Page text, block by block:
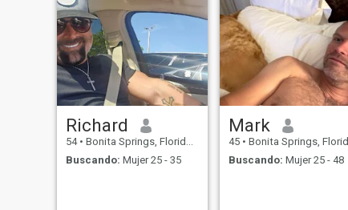
Richard
54 • Bonita Springs, Florida, Estados Unidos
Buscando: Mujer 25 - 35
Mark
45 • Bonita Springs, Florida, Estados Unidos
Buscando: Mujer 25 - 48